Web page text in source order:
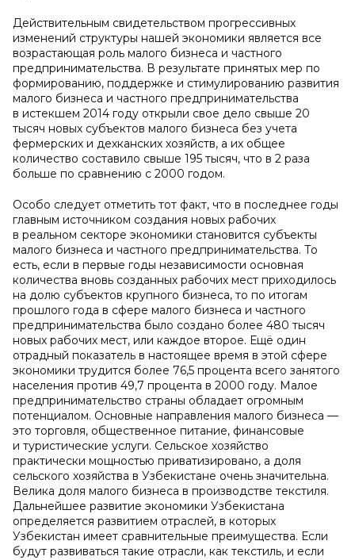
Действительным свидетельством прогрессивных
изменений структуры нашей экономики является все
возрастающая роль малого бизнеса и частного
предпринимательства. В результате принятых мер по
формированию, поддержке и стимулированию развития
малого бизнеса и частного предпринимательства
в истекшем 2014 году открыли свое дело свыше 20
тысяч новых субъектов малого бизнеса без учета
фермерских и дехканских хозяйств, а их общее
количество составило свыше 195 тысяч, что в 2 раза
больше по сравнению с 2000 годом.
Особо следует отметить тот факт, что в последнее годы
главным источником создания новых рабочих
в реальном секторе экономики становится субъекты
малого бизнеса и частного предпринимательства. То
есть, если в первые годы независимости основная
количества вновь созданных рабочих мест приходилось
на долю субъектов крупного бизнеса, то по итогам
прошлого года в сфере малого бизнеса и частного
предпринимательства было создано более 480 тысяч
новых рабочих мест, или каждое второе. Ещё один
отрадный показатель в настоящее время в этой сфере
экономики трудится более 76,5 процента всего занятого
населения против 49,7 процента в 2000 году. Малое
предпринимательство страны обладает огромным
потенциалом. Основные направления малого бизнеса —
это торговля, общественное питание, финансовые
и туристические услуги. Сельское хозяйство
практически мощностью приватизировано, а доля
сельского хозяйства в Узбекистане очень значительна.
Велика доля малого бизнеса в производстве текстиля.
Дальнейшее развитие экономики Узбекистана
определяется развитием отраслей, в которых
Узбекистан имеет сравнительные преимущества. Если
будут развиваться такие отрасли, как текстиль, и если